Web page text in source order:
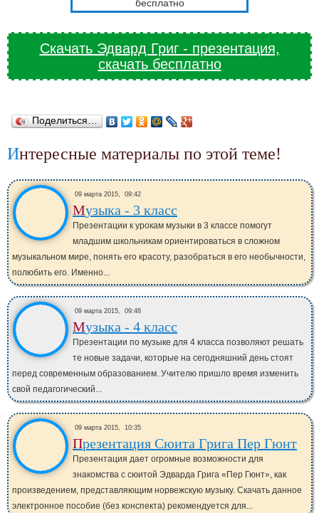
Скачать Эдвард Григ - презентация,
скачать бесплатно
Поделиться…
Интересные материалы по этой теме!
09 марта 2015, 09:42
Музыка - 3 класс
Презентации к урокам музыки в 3 классе помогут
младшим школьникам ориентироваться в сложном
музыкальном мире, понять его красоту, разобраться в его необычности,
полюбить его. Именно...
09 марта 2015, 09:48
Музыка - 4 класс
Презентации по музыке для 4 класса позволяют решать
те новые задачи, которые на сегодняшний день стоят
перед современным образованием. Учителю пришло время изменить
свой педагогический...
09 марта 2015, 10:35
Презентация Сюита Грига Пер Гюнт
Презентация дает огромные возможности для
знакомства с сюитой Эдварда Грига «Пер Гюнт», как
произведением, представляющим норвежскую музыку. Скачать данное
электронное пособие (без конспекта) рекомендуется для...